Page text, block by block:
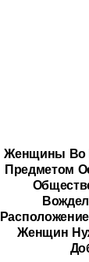
Женщины Во
Предметом
Женщин